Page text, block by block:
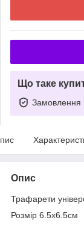
Що таке
Замовлення
Опис
Трафарети
Розмір 6.5х6.5см